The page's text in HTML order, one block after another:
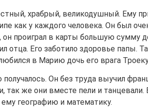
храбрый, великодушный. Ему
как у каждого человека. Он был
проиграл в карты большую сумму
отца. Его заботило здоровье папы.
в Марию дочь его врага
получалось. Он без труда выучил
так же они вместе пели и
географию и математику.